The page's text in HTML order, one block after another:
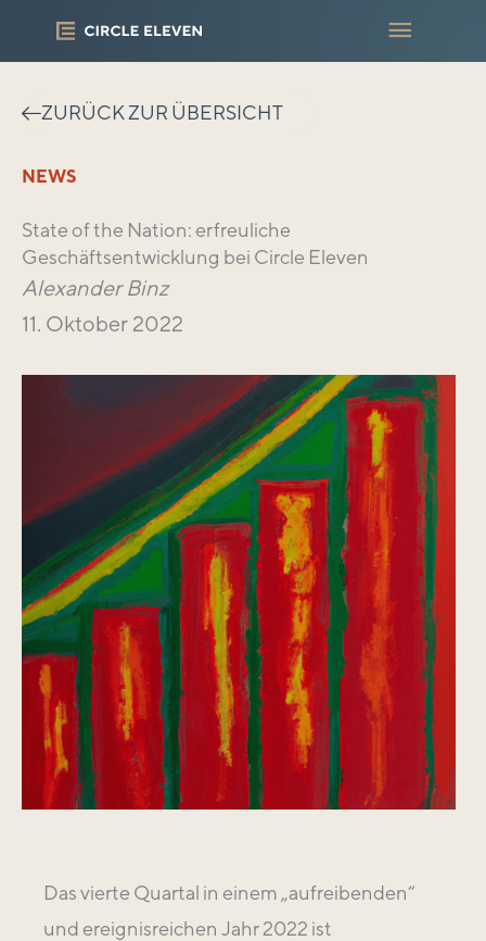
ZURÜCK ZUR ÜBERSICHT
NEWS
State of the Nation: erfreuliche
Geschäftsentwicklung bei Circle Eleven
Alexander Binz
11. Oktober 2022
Das vierte Quartal in einem „aufreibenden“
und ereignisreichen Jahr 2022 ist